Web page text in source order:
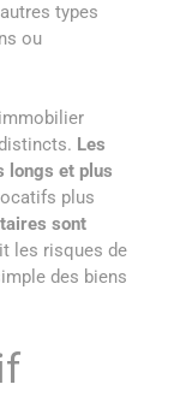
types
ou
Les
longs et plus
plus
sont
les risques de
des biens